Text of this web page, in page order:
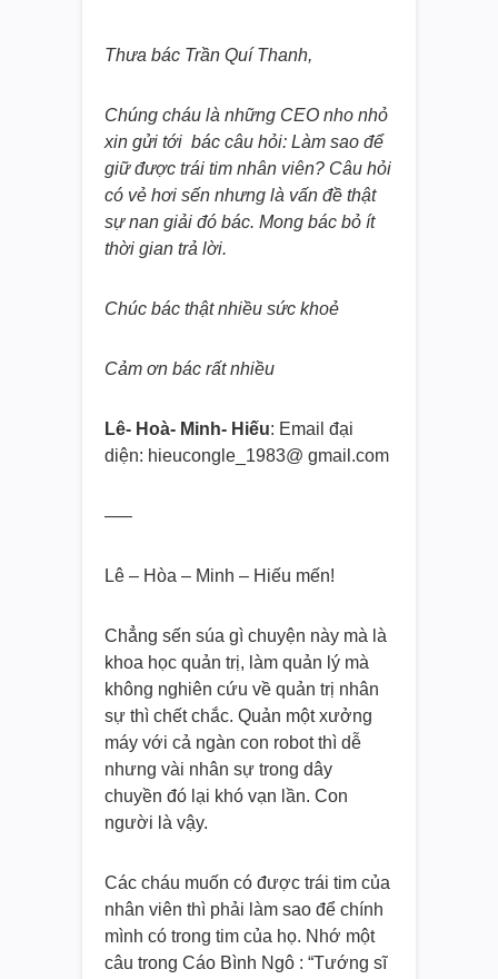
Thưa bác Trần Quí Thanh,
Chúng cháu là những CEO nho nhỏ
xin gửi tới bác câu hỏi: Làm sao để
giữ được trái tim nhân viên? Câu hỏi
có vẻ hơi sến nhưng là vấn đề thật
sự nan giải đó bác. Mong bác bỏ ít
thời gian trả lời.
Chúc bác thật nhiều sức khoẻ
Cảm ơn bác rất nhiều
Lê- Hoà- Minh- Hiếu: Email đại
diện: hieucongle_1983@ gmail.com
—–
Lê – Hòa – Minh – Hiếu mến!
Chẳng sến súa gì chuyện này mà là
khoa học quản trị, làm quản lý mà
không nghiên cứu về quản trị nhân
sự thì chết chắc. Quản một xưởng
máy với cả ngàn con robot thì dễ
nhưng vài nhân sự trong dây
chuyền đó lại khó vạn lần. Con
người là vậy.
Các cháu muốn có được trái tim của
nhân viên thì phải làm sao để chính
mình có trong tim của họ. Nhớ một
câu trong Cáo Bình Ngô : “Tướng sĩ